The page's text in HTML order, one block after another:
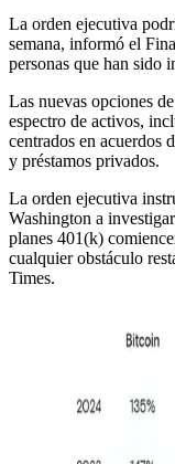
La orden ejecutiva
semana, informó el
personas que han sido
Las nuevas opciones
espectro de activos,
centrados en acuerdos
y préstamos privados.
La orden ejecutiva
Washington a
planes 401(k)
cualquier obstáculo
Times.